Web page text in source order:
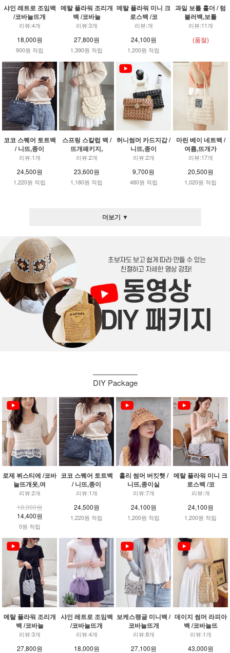
샤인 레트로 조임백
/코바늘뜨개
리뷰:4개
18,000원
900원 적립
메탈 플라워 조리개
백 /코바늘
리뷰:3개
27,800원
1,390원 적립
메탈 플라워 미니 크
로스백 /코
리뷰:개
24,100원
1,200원 적립
과일 보틀 홀더 / 텀
블러백,보틀
리뷰:11개
(품절)
코코 스퀘어 토트백
/ 니뜨,종이
리뷰:1개
24,500원
1,220원 적립
스프링 스칼럽 백 /
뜨개패키지,
리뷰:2개
23,600원
1,180원 적립
허니썸머 카드지갑 /
니뜨,종이
리뷰:2개
9,700원
480원 적립
마린 베이 네트백 /
여름,뜨개가
리뷰:17개
20,500원
1,020원 적립
더보기 ▼
DIY Package
로제 뷔스티에 /코바
늘뜨개옷,여
리뷰:2개
18,000원
14,400원
0원 적립
코코 스퀘어 토트백
/ 니뜨,종이
리뷰:1개
24,500원
1,220원 적립
홀리 썸머 버킷햇 /
니뜨,종이실
리뷰:7개
24,100원
1,200원 적립
메탈 플라워 미니 크
로스백 /코
리뷰:개
24,100원
1,200원 적립
메탈 플라워 조리개
백 /코바늘
리뷰:3개
27,800원
샤인 레트로 조임백
/코바늘뜨개
리뷰:4개
18,000원
보케스팽글 미니백 /
코바늘뜨개
리뷰:8개
27,100원
데이지 썸머 라피아
백 /코바늘뜨
리뷰:1개
43,000원